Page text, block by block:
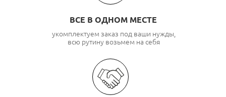
ВСЕ В ОДНОМ МЕСТЕ
укомплектуем заказ под ваши нужды,
всю рутину возьмем на себя